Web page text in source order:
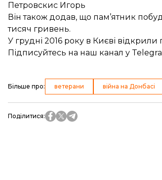
Петровскис Игорь
Він також додав, що пам’ятник
тисяч гривень.
У грудні 2016 року в Києві відкрили
Підписуйтесь на наш канал у
Більше про: ветерани війна на Донбасі
Поділитися: